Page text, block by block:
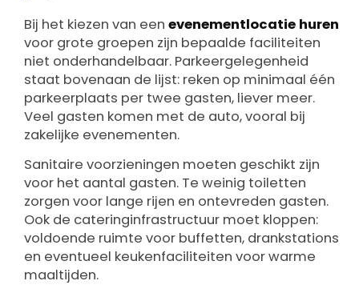
Bij het kiezen van een evenementlocatie huren
voor grote groepen zijn bepaalde faciliteiten
niet onderhandelbaar. Parkeergelegenheid
staat bovenaan de lijst: reken op minimaal één
parkeerplaats per twee gasten, liever meer.
Veel gasten komen met de auto, vooral bij
zakelijke evenementen.
Sanitaire voorzieningen moeten geschikt zijn
voor het aantal gasten. Te weinig toiletten
zorgen voor lange rijen en ontevreden gasten.
Ook de cateringinfrastructuur moet kloppen:
voldoende ruimte voor buffetten, drankstations
en eventueel keukenfaciliteiten voor warme
maaltijden.